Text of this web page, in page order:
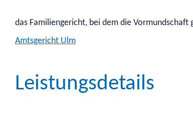
das Familiengericht, bei dem die Vormundschaft
Amtsgericht Ulm
Leistungsdetails